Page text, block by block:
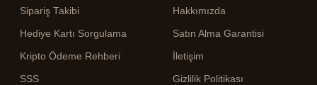
Sipariş Takibi
Hediye Kartı Sorgulama
Kripto Ödeme Rehberi
SSS
Hakkımızda
Satın Alma Garantisi
İletişim
Gizlilik Politikası